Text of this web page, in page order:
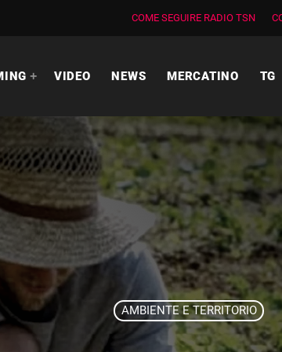
COME SEGUIRE RADIO TSN
VIDEO NEWS MERCATINO TG
AMBIENTE E TERRITORIO